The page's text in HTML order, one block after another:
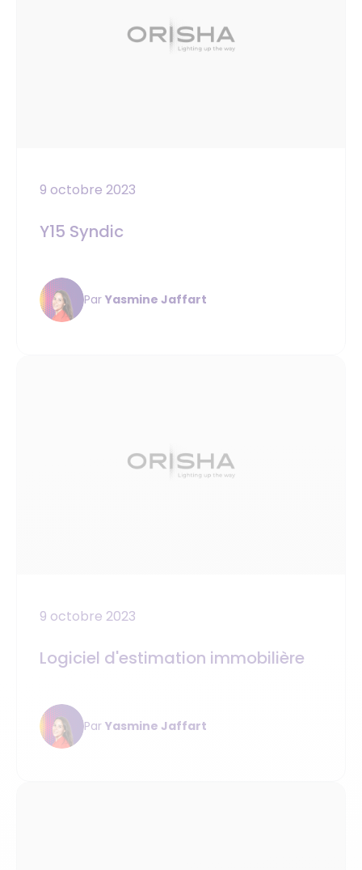
9 octobre 2023
Y15 Syndic
Par Yasmine Jaffart
9 octobre 2023
Logiciel d'estimation immobilière
Par Yasmine Jaffart